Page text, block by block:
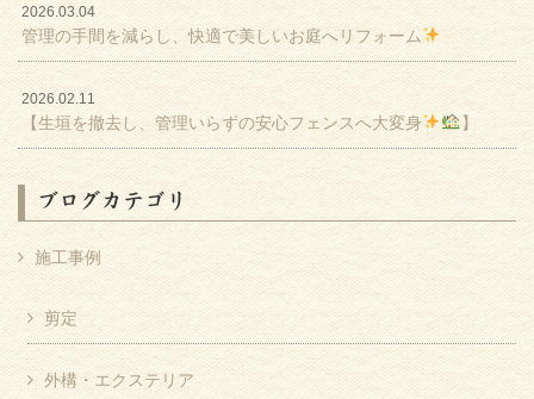
2026.03.04
管理の手間を減らし、快適で美しいお庭へリフォーム
2026.02.11
【生垣を撤去し、管理いらずの安心フェンスへ大変身 】
ブログカテゴリ
施工事例
剪定
外構・エクステリア